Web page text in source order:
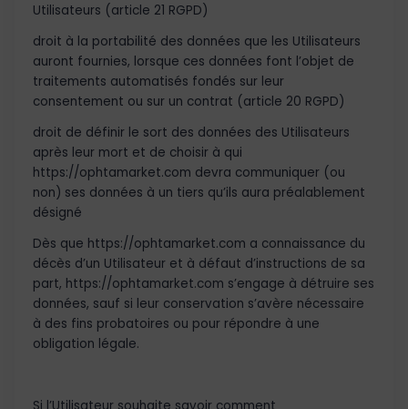
Utilisateurs (article 21 RGPD)
droit à la portabilité des données que les Utilisateurs
auront fournies, lorsque ces données font l’objet de
traitements automatisés fondés sur leur
consentement ou sur un contrat (article 20 RGPD)
droit de définir le sort des données des Utilisateurs
après leur mort et de choisir à qui
https://ophtamarket.com devra communiquer (ou
non) ses données à un tiers qu’ils aura préalablement
désigné
Dès que https://ophtamarket.com a connaissance du
décès d’un Utilisateur et à défaut d’instructions de sa
part, https://ophtamarket.com s’engage à détruire ses
données, sauf si leur conservation s’avère nécessaire
à des fins probatoires ou pour répondre à une
obligation légale.